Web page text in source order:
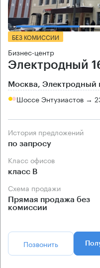
БЕЗ КОМИССИИ
Бизнес-центр
Электродный
Москва, Электродный
Шоссе Энтузиастов →
История предложений
по запросу
Класс офисов
класс B
Схема продажи
Прямая продажа без
комиссии
Позвонить